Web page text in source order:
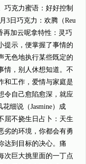
巧克力蜜语：好好控制
3日巧克力：欢腾（Reu
再加云呢拿特性：灵巧
提示，便掌握了事情的
无色地执行某些既定的
情，别人休想知道。不
和工作，爱情与家庭是
令自己愈陷愈深，就应
细说（Jasmine）成
屈不挠生日占卜：天生
劣的环境，你都会有勇
达到目标的决心。痛
次巨大挑里面的一丁点